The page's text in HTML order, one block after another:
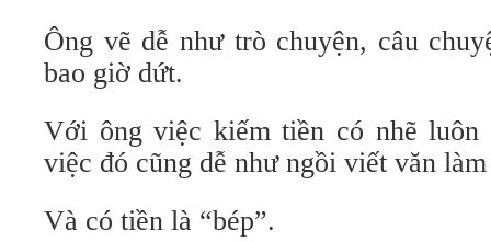
Ông vẽ dễ như trò chuyện, câu
bao giờ dứt.
Với ông việc kiếm tiền có nhẽ luôn
việc đó cũng dễ như ngồi viết văn
Và có tiền là “bép”.